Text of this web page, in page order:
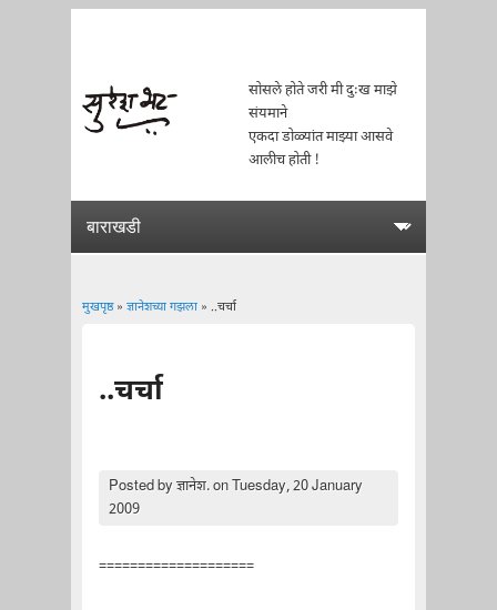
सोसले होते जरी मी दुःख माझे
संयमाने
एकदा डोळ्यांत माझ्या आसवे
आलीच होती !
मुखपृष्ठ» ज्ञानेशच्या गझला» ..चर्चा
..चर्चा
Posted byज्ञानेश.on Tuesday, 20 January
2009
====================